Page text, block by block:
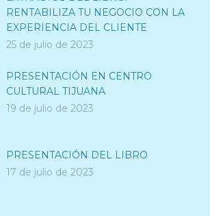
RENTABILIZA TU NEGOCIO CON LA
EXPERIENCIA DEL CLIENTE
25 de julio de 2023
PRESENTACIÓN EN CENTRO
CULTURAL TIJUANA
19 de julio de 2023
PRESENTACIÓN DEL LIBRO
17 de julio de 2023